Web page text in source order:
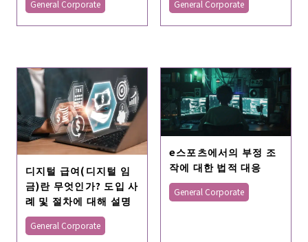
General Corporate General Corporate
디지털 급여(디지털 임
금)란 무엇인가? 도입 사
례 및 절차에 대해 설명
General Corporate
e스포츠에서의 부정 조
작에 대한 법적 대응
General Corporate